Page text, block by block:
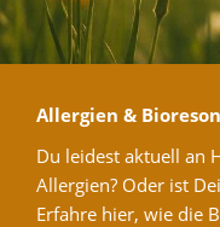
Allergien &
Du leidest aktuell an
Allergien? Oder ist
Erfahre hier, wie die